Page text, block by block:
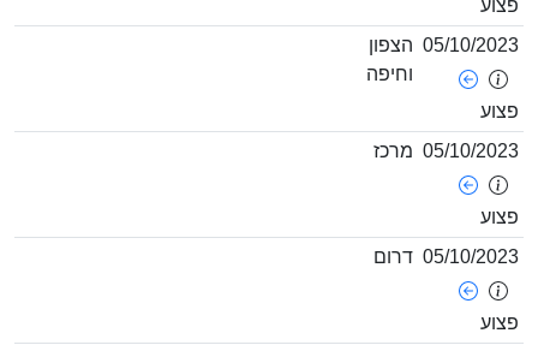
05/10/ הצפון
וחיפה
05/10/ מרכז
05/10/ דרום